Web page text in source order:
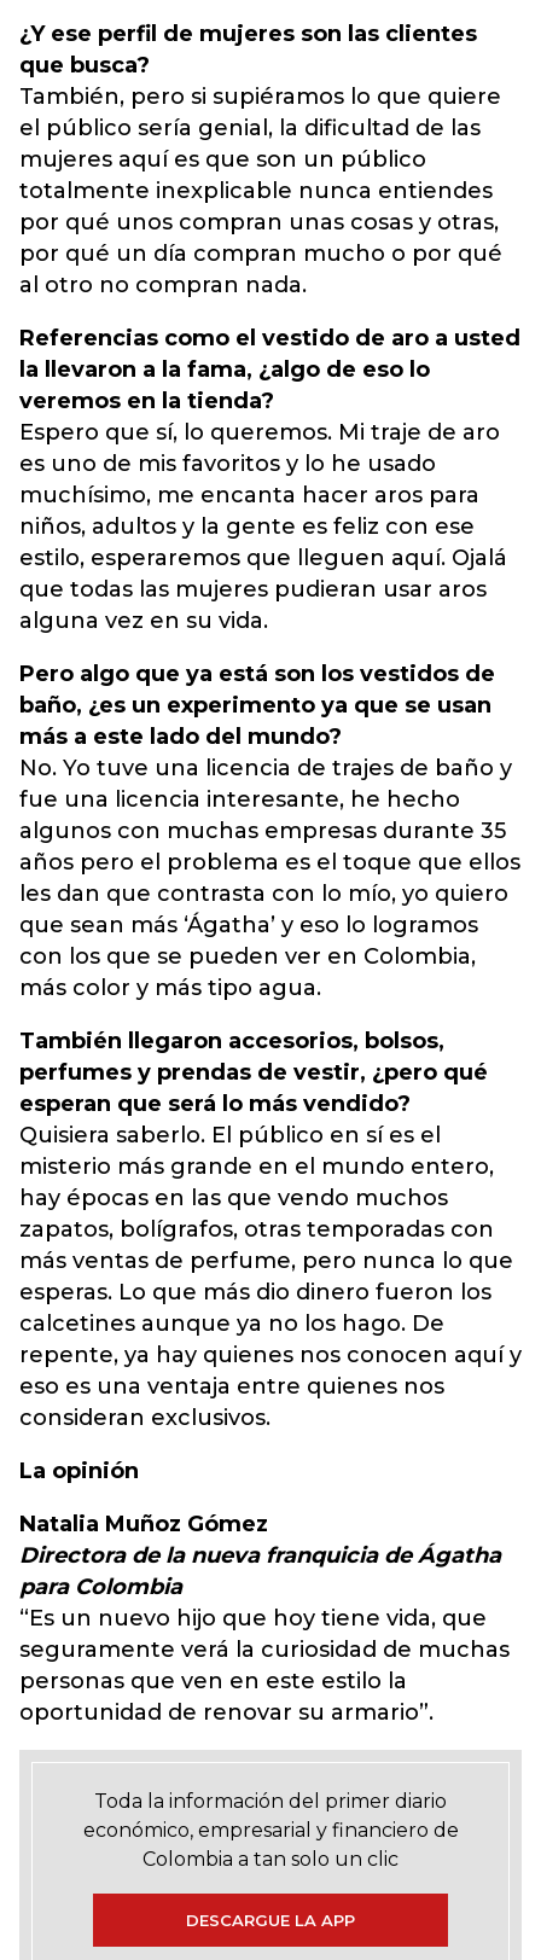
¿Y ese perfil de mujeres son las clientes
que busca?
También, pero si supiéramos lo que quiere
el público sería genial, la dificultad de las
mujeres aquí es que son un público
totalmente inexplicable nunca entiendes
por qué unos compran unas cosas y otras,
por qué un día compran mucho o por qué
al otro no compran nada.
Referencias como el vestido de aro a usted
la llevaron a la fama, ¿algo de eso lo
veremos en la tienda?
Espero que sí, lo queremos. Mi traje de aro
es uno de mis favoritos y lo he usado
muchísimo, me encanta hacer aros para
niños, adultos y la gente es feliz con ese
estilo, esperaremos que lleguen aquí. Ojalá
que todas las mujeres pudieran usar aros
alguna vez en su vida.
Pero algo que ya está son los vestidos de
baño, ¿es un experimento ya que se usan
más a este lado del mundo?
No. Yo tuve una licencia de trajes de baño y
fue una licencia interesante, he hecho
algunos con muchas empresas durante 35
años pero el problema es el toque que ellos
les dan que contrasta con lo mío, yo quiero
que sean más ‘Ágatha’ y eso lo logramos
con los que se pueden ver en Colombia,
más color y más tipo agua.
También llegaron accesorios, bolsos,
perfumes y prendas de vestir, ¿pero qué
esperan que será lo más vendido?
Quisiera saberlo. El público en sí es el
misterio más grande en el mundo entero,
hay épocas en las que vendo muchos
zapatos, bolígrafos, otras temporadas con
más ventas de perfume, pero nunca lo que
esperas. Lo que más dio dinero fueron los
calcetines aunque ya no los hago. De
repente, ya hay quienes nos conocen aquí y
eso es una ventaja entre quienes nos
consideran exclusivos.
La opinión
Natalia Muñoz Gómez
Directora de la nueva franquicia de Ágatha
para Colombia
“Es un nuevo hijo que hoy tiene vida, que
seguramente verá la curiosidad de muchas
personas que ven en este estilo la
oportunidad de renovar su armario”.
Toda la información del primer diario
económico, empresarial y financiero de
Colombia a tan solo un clic
DESCARGUE LA APP